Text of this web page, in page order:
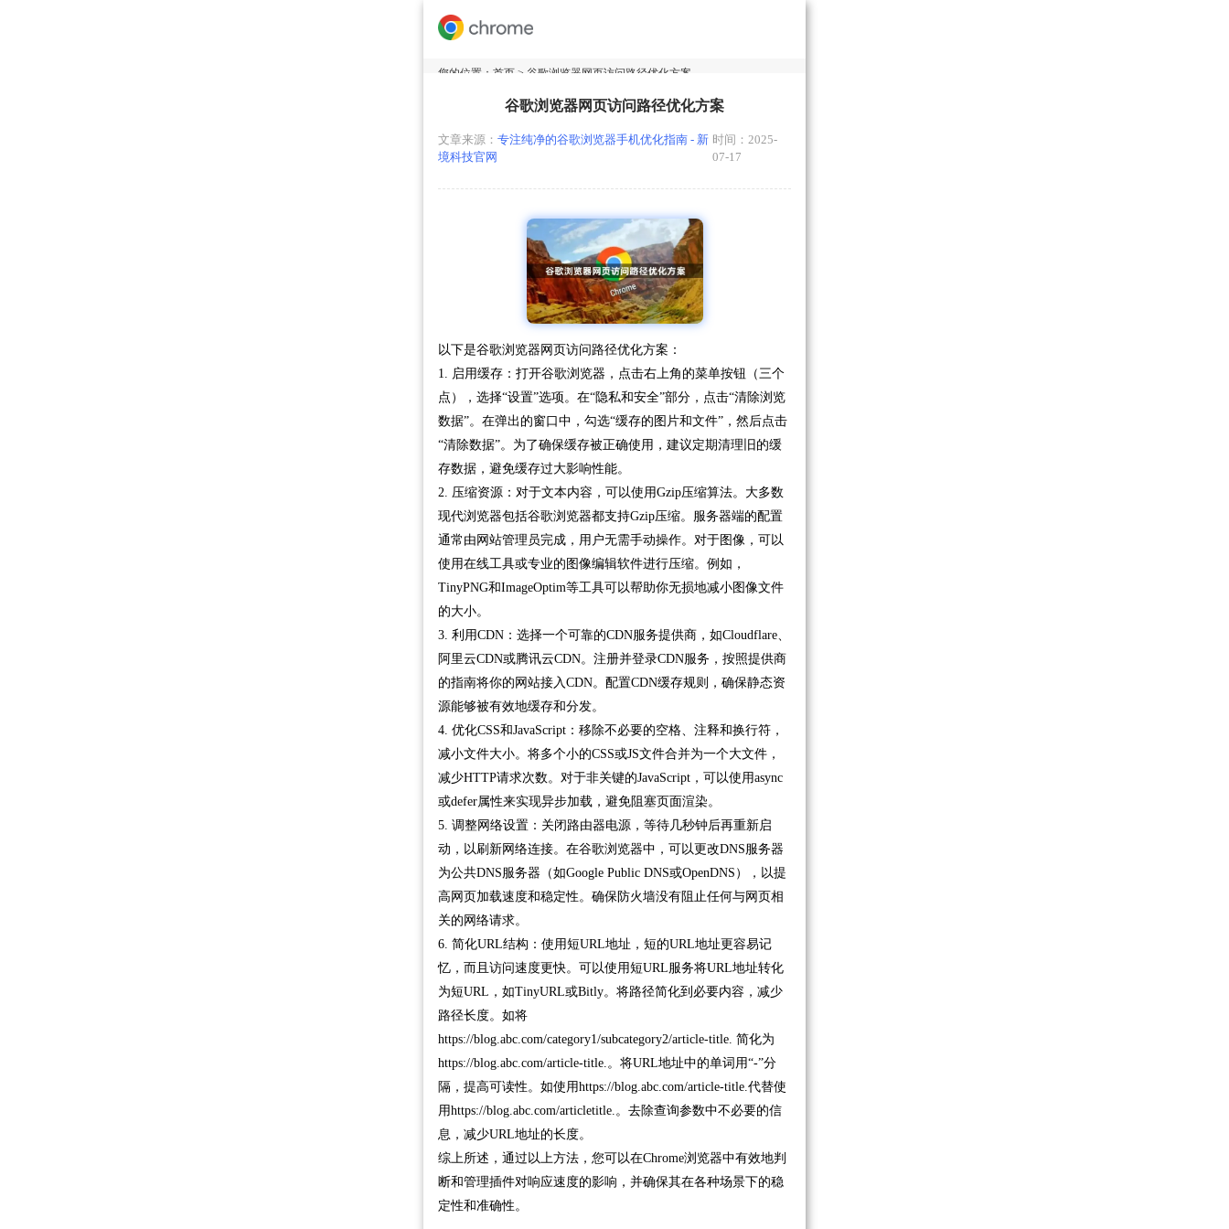
您的位置： 首页 > 谷歌浏览器网页访问路径优化方案
谷歌浏览器网页访问路径优化方案
文章来源： 专注纯净的谷歌浏览器手机优化指南 - 新
境科技官网
时间：2025-
07-17
以下是谷歌浏览器网页访问路径优化方案：
1. 启用缓存：打开谷歌浏览器，点击右上角的菜单按钮（三个
点），选择“设置”选项。在“隐私和安全”部分，点击“清除浏览
数据”。在弹出的窗口中，勾选“缓存的图片和文件”，然后点击
“清除数据”。为了确保缓存被正确使用，建议定期清理旧的缓
存数据，避免缓存过大影响性能。
2. 压缩资源：对于文本内容，可以使用Gzip压缩算法。大多数
现代浏览器包括谷歌浏览器都支持Gzip压缩。服务器端的配置
通常由网站管理员完成，用户无需手动操作。对于图像，可以
使用在线工具或专业的图像编辑软件进行压缩。例如，
TinyPNG和ImageOptim等工具可以帮助你无损地减小图像文件
的大小。
3. 利用CDN：选择一个可靠的CDN服务提供商，如Cloudflare、
阿里云CDN或腾讯云CDN。注册并登录CDN服务，按照提供商
的指南将你的网站接入CDN。配置CDN缓存规则，确保静态资
源能够被有效地缓存和分发。
4. 优化CSS和JavaScript：移除不必要的空格、注释和换行符，
减小文件大小。将多个小的CSS或JS文件合并为一个大文件，
减少HTTP请求次数。对于非关键的JavaScript，可以使用async
或defer属性来实现异步加载，避免阻塞页面渲染。
5. 调整网络设置：关闭路由器电源，等待几秒钟后再重新启
动，以刷新网络连接。在谷歌浏览器中，可以更改DNS服务器
为公共DNS服务器（如Google Public DNS或OpenDNS），以提
高网页加载速度和稳定性。确保防火墙没有阻止任何与网页相
关的网络请求。
6. 简化URL结构：使用短URL地址，短的URL地址更容易记
忆，而且访问速度更快。可以使用短URL服务将URL地址转化
为短URL，如TinyURL或Bitly。将路径简化到必要内容，减少
路径长度。如将
https://blog.abc.com/category1/subcategory2/article-title. 简化为
https://blog.abc.com/article-title.。将URL地址中的单词用“-”分
隔，提高可读性。如使用https://blog.abc.com/article-title.代替使
用https://blog.abc.com/articletitle.。去除查询参数中不必要的信
息，减少URL地址的长度。
综上所述，通过以上方法，您可以在Chrome浏览器中有效地判
断和管理插件对响应速度的影响，并确保其在各种场景下的稳
定性和准确性。